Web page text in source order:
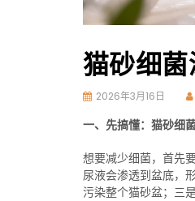
猫砂细
2026年3月16日
一、先搞懂：猫砂细
想要减少细菌，首先
尿液会渗透到盆底，
污染整个猫砂盆；三